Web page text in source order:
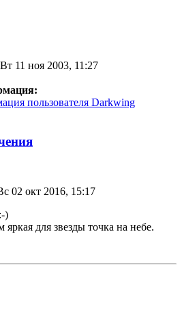
Вт 11 ноя 2003, 11:27
пользователя Darkwing
02 окт 2016, 15:17
для звезды точка на небе.